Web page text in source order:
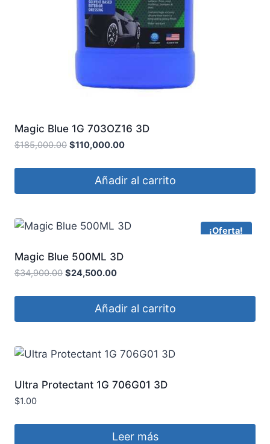
Magic Blue 1G 703OZ16 3D
$185,000.00 $110,000.00
Añadir al carrito
¡Oferta!
Magic Blue 500ML 3D
$34,900.00 $24,500.00
Añadir al carrito
Ultra Protectant 1G 706G01 3D
$1.00
Leer más